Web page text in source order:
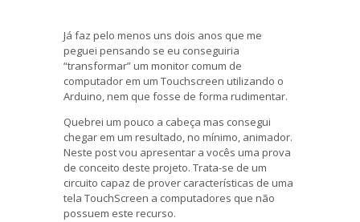
Já faz pelo menos uns dois anos que me
peguei pensando se eu conseguiria
“transformar” um monitor comum de
computador em um Touchscreen utilizando o
Arduino, nem que fosse de forma rudimentar.
Quebrei um pouco a cabeça mas consegui
chegar em um resultado, no mínimo, animador.
Neste post vou apresentar a vocês uma prova
de conceito deste projeto. Trata-se de um
circuito capaz de prover características de uma
tela TouchScreen a computadores que não
possuem este recurso.